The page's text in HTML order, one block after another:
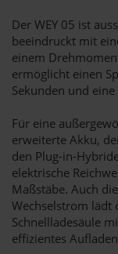
Der WEY 05 ist
beeindruckt mit
einem
ermöglicht einen
Sekunden und
Für eine
erweiterte Akku,
den Plug-in-
elektrische
Maßstäbe. Auch
Wechselstrom lädt
Schnellladesäule
effizientes